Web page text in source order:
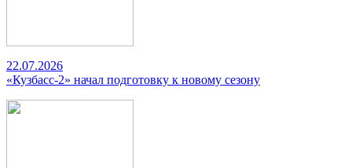
22.07.2026
«Кузбасс-2» начал подготовку к новому сезону